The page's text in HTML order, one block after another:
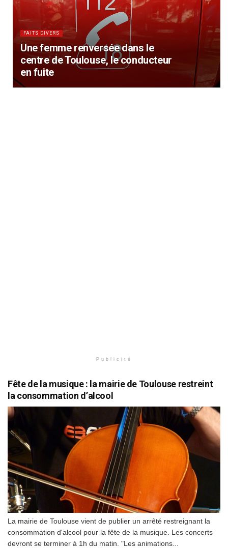
FAITS DIVERS
Une femme renversée dans le
centre de Toulouse, le conducteur
en fuite
Publicité
Fête de la musique : la mairie de Toulouse restreint
la consommation d’alcool
La mairie de Toulouse vient de publier un arrêté restreignant la
consommation d'alcool pour la fête de la musique. Les concerts
devront se terminer à 1h du matin. "Les animations...